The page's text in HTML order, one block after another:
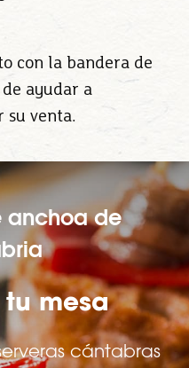
con la bandera de
ayudar a
venta.
anchoa de
mesa
cántabras